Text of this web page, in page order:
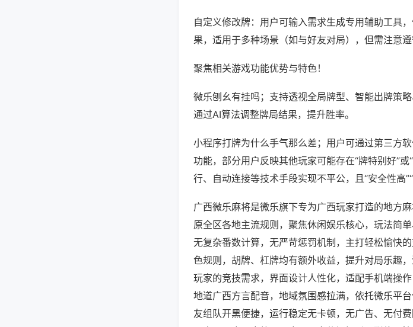
自定义修改牌：用户可输入需求生成专用辅助工具
果，适用于多种场景（如与好友对局），但需注意
聚焦相关游戏功能优势与特色！
微乐刨幺有挂吗；支持透视全局牌型、智能出牌策
通过AI算法调整牌局结果，提升胜率。
小程序打牌为什么手气那么差；用户可通过第三方
功能，部分用户反映其他玩家可能存在“牌特别好”
行、自动连接等技术手段实现不平公，且“安全性高”“
广西微乐麻将是微乐旗下专为广西玩家打造的地方
原全区各地主流规则，聚焦休闲娱乐核心，玩法简
无复杂番数计算，无严苛惩罚机制，主打轻松愉快
色规则，胡牌、杠牌均有额外收益，提升对局乐趣
玩家的竞技需求，界面设计人性化，适配手机端操
地道广西方言配音，地域氛围感拉满，依托微乐平
友组队开黑便捷，运行稳定无卡顿，无广告、无付